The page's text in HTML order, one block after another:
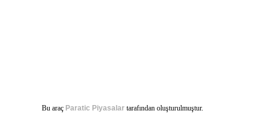
Bu araç Paratic Piyasalar tarafından oluşturulmuştur.